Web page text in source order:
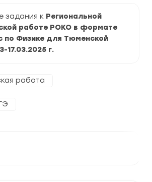
задания к Региональной
работе РОКО в формате
по Физике для Тюменской
17.03.2025 г.
работа